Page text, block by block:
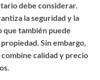
debe considerar.
la seguridad y la
que también puede
Sin embargo,
calidad y precio